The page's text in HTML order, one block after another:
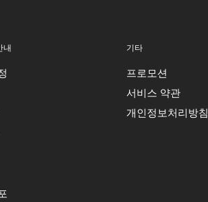
내 기타
프로모션
서비스 약관
개인정보처리방침